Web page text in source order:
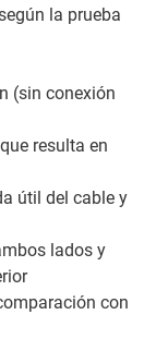
la prueba
(sin conexión
resulta en
útil del cable y
lados y
con